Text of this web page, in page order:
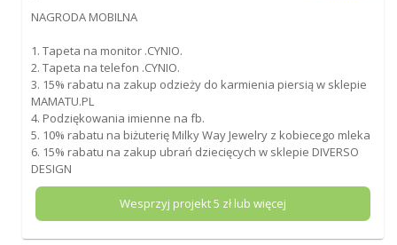
NAGRODA MOBILNA
1. Tapeta na monitor .CYNIO.
2. Tapeta na telefon .CYNIO.
3. 15% rabatu na zakup odzieży do karmienia piersią w sklepie
MAMATU.PL
4. Podziękowania imienne na fb.
5. 10% rabatu na biżuterię Milky Way Jewelry z kobiecego mleka
6. 15% rabatu na zakup ubrań dziecięcych w sklepie DIVERSO
DESIGN
Wesprzyj projekt5 zł lub więcej